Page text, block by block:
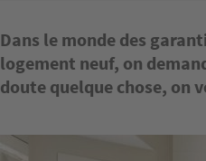
Dans le monde des
logement neuf, on
doute quelque chose, on
Image